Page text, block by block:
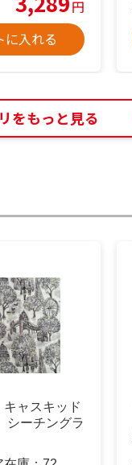
円
に入れる
をもっと見る
ャスキッド
ーチングラ